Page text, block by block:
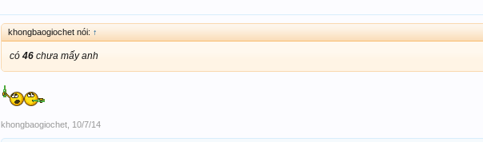
khongbaogiochet nói: ↑
có 46 chưa mấy anh
khongbaogiochet 10/7/14